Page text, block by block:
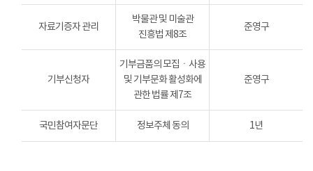
자료기증자 관리
박물관 및 미술관
진흥법 제8조
준영구
기부신청자
기부금품의 모집ㆍ사용
및 기부문화 활성화에
관한 법률 제7조
준영구
국민참여자문단 정보주체 동의 1년